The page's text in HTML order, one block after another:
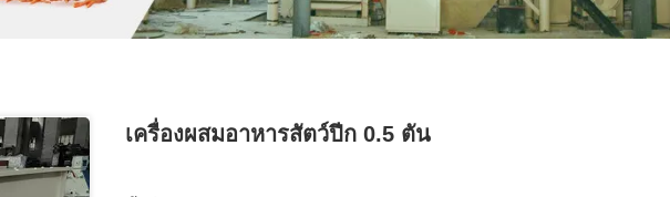
เครื่องผสมอาหารสัตว์ปีก 0.5 ตัน